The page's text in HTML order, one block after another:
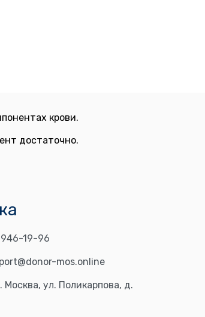
крови.
достаточно.
19-96
mos.online
Москва, ул. Поликарпова, д.